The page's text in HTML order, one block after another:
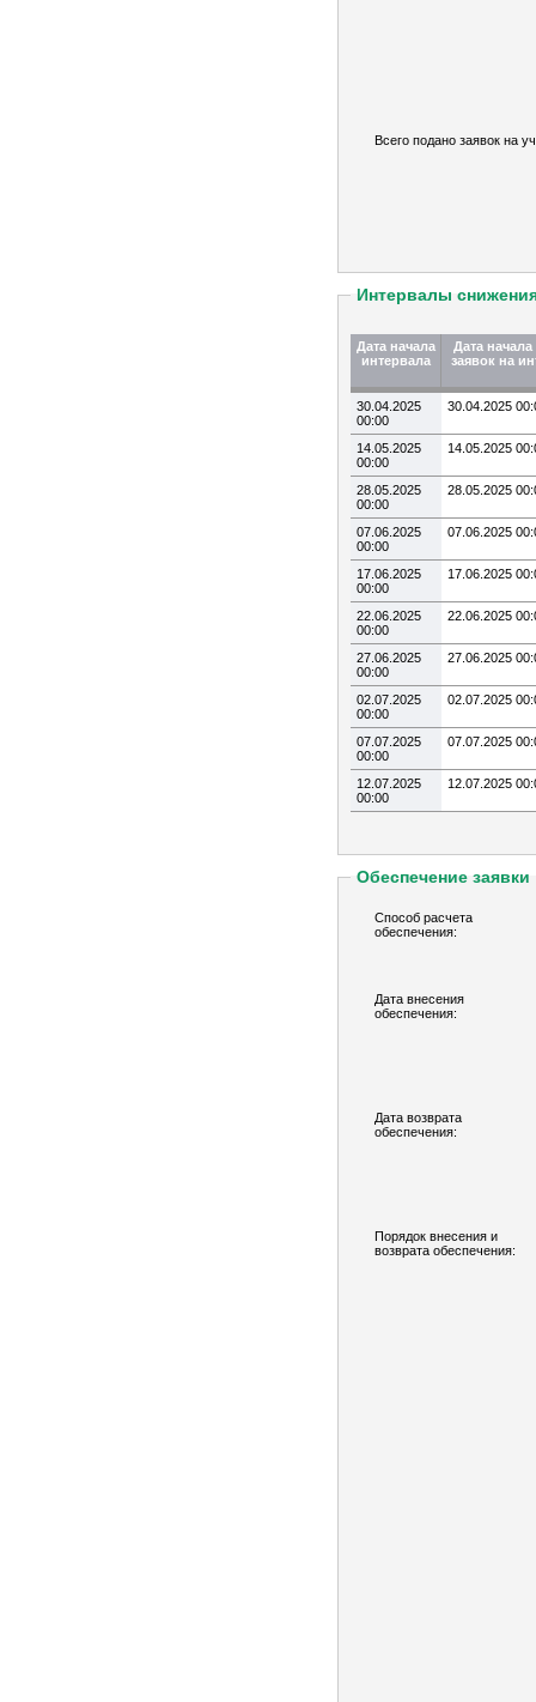
Всего подано заявок на
Интервалы
Дата начала
интервала
Дата
заявок на
30.04.2025
00:00
30.04.2025
14.05.2025
00:00
14.05.2025
28.05.2025
00:00
28.05.2025
07.06.2025
00:00
07.06.2025
17.06.2025
00:00
17.06.2025
22.06.2025
00:00
22.06.2025
27.06.2025
00:00
27.06.2025
02.07.2025
00:00
02.07.2025
07.07.2025
00:00
07.07.2025
12.07.2025
00:00
12.07.2025
Обеспечение заявки
Способ расчета
обеспечения:
Дата внесения
обеспечения:
Дата возврата
обеспечения:
Порядок внесения и
возврата обеспечения: